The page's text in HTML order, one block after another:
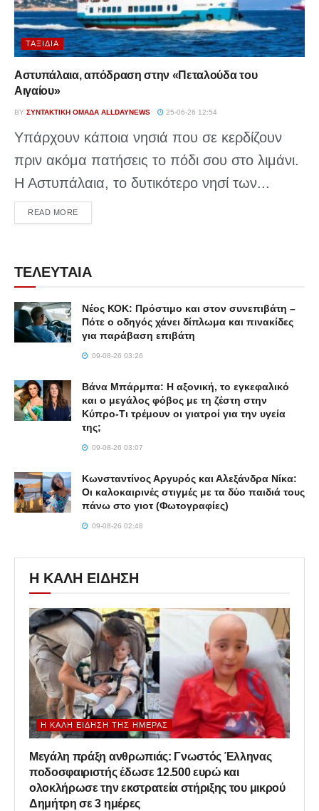
ΤΑΞΊΔΙΑ
Αστυπάλαια, απόδραση στην «Πεταλούδα του
Αιγαίου»
BY ΣΥΝΤΑΚΤΙΚΉ ΟΜΆΔΑ ALLDAYNEWS 25-06-26 12:54
Υπάρχουν κάποια νησιά που σε κερδίζουν
πριν ακόμα πατήσεις το πόδι σου στο λιμάνι.
Η Αστυπάλαια, το δυτικότερο νησί των...
READ MOREDETAILS
ΤΕΛΕΥΤΑΙΑ
Νέος ΚΟΚ: Πρόστιμο και στον συνεπιβάτη –
Πότε ο οδηγός χάνει δίπλωμα και πινακίδες
για παράβαση επιβάτη
09-08-26 03:26
Βάνα Μπάρμπα: Η αξονική, το εγκεφαλικό
και ο μεγάλος φόβος με τη ζέστη στην
Κύπρο-Τι τρέμουν οι γιατροί για την υγεία
της;
09-08-26 03:07
Κωνσταντίνος Αργυρός και Αλεξάνδρα Νίκα:
Οι καλοκαιρινές στιγμές με τα δύο παιδιά τους
πάνω στο γιοτ (Φωτογραφίες)
09-08-26 02:48
Η ΚΑΛΗ ΕΙΔΗΣΗ
Η ΚΑΛΉ ΕΊΔΗΣΗ ΤΗΣ ΗΜΈΡΑΣ
Μεγάλη πράξη ανθρωπιάς: Γνωστός Έλληνας
ποδοσφαιριστής έδωσε 12.500 ευρώ και
ολοκλήρωσε την εκστρατεία στήριξης του μικρού
Δημήτρη σε 3 ημέρες